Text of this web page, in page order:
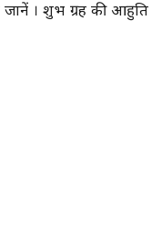
। शुभ ग्रह की आहुति